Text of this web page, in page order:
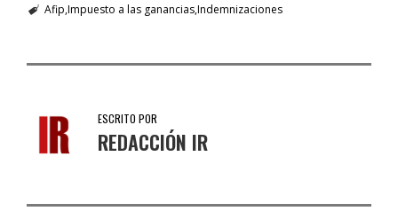
Afip Impuesto a las gananciasIndemnizaciones
ESCRITO POR
REDACCIÓN IR